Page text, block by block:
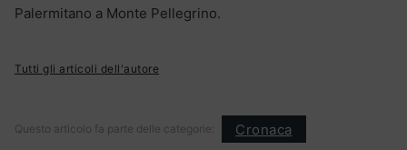
Palermitano a Monte Pellegrino.
Tutti gli articoli dell'autore
Questo articolo fa parte delle categorie: Cronaca